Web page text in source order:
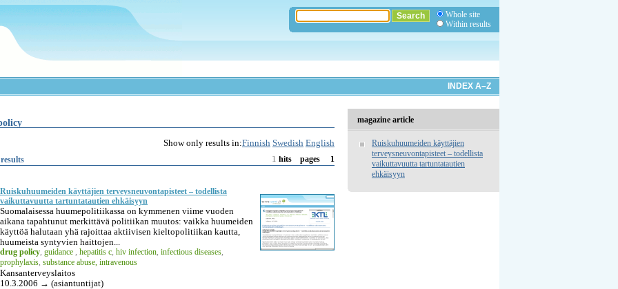
Whole site
Within results
INDEX A–Z
Show only results in:Finnish Swedish English
1hits pages 1
Ruiskuhuumeiden käyttäjien terveysneuvontapisteet – todellista
vaikuttavuutta tartuntatautien ehkäisyyn
Suomalaisessa huumepolitiikassa on kymmenen viime vuoden
aikana tapahtunut merkittävä politiikan muutos: vaikka huumeiden
käyttöä halutaan yhä rajoittaa aktiivisen kieltopolitiikan kautta,
huumeista syntyvien haittojen...
drug policy guidance hepatitis c hiv infection infectious diseases
prophylaxis substance abuse, intravenous
Kansanterveyslaitos
10.3.2006 → (asiantuntijat)
magazine article
Ruiskuhuumeiden käyttäjien
terveysneuvontapisteet – todellista
vaikuttavuutta tartuntatautien
ehkäisyyn